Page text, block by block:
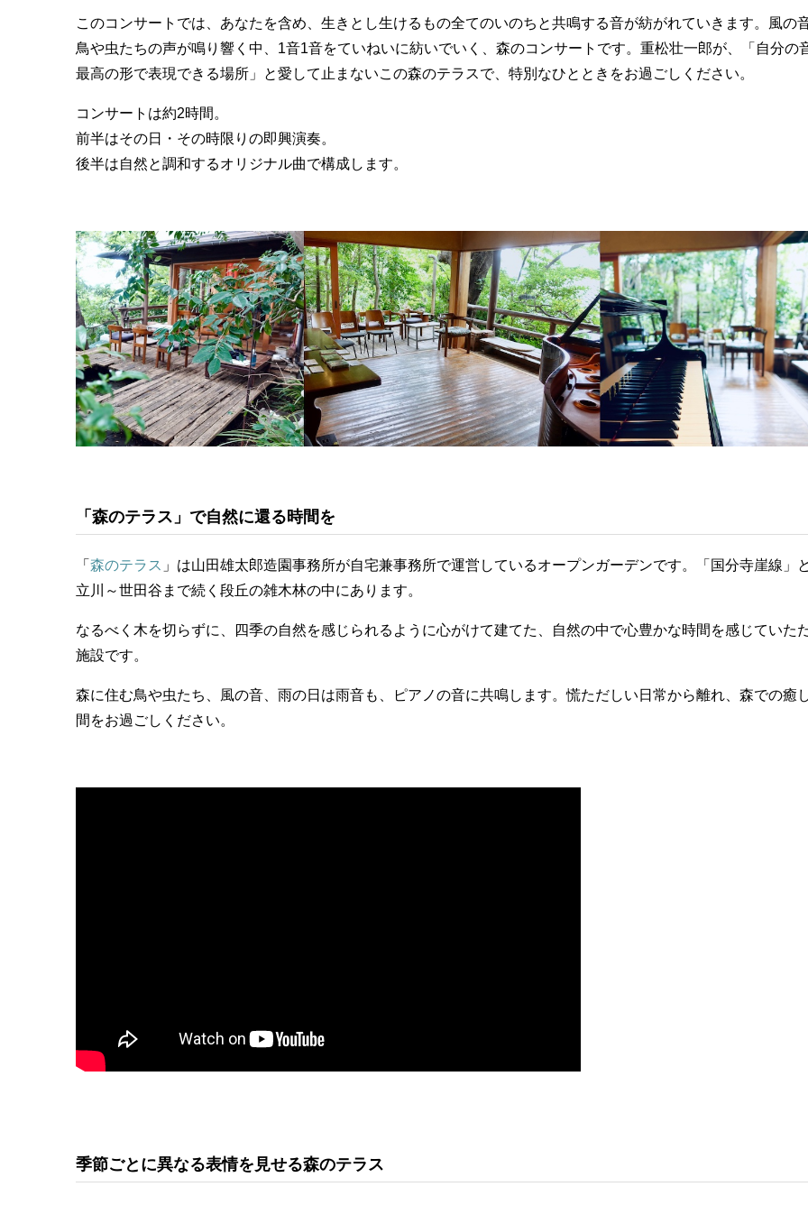
このコンサートでは、あなたを含め、生きとし生けるもの全てのいのちと共鳴する音が紡がれていきます。風の音
鳥や虫たちの声が鳴り響く中、1音1音をていねいに紡いでいく、森のコンサートです。重松壮一郎が、「自分の
最高の形で表現できる場所」と愛して止まないこの森のテラスで、特別なひとときをお過ごしください。
コンサートは約2時間。
前半はその日・その時限りの即興演奏。
後半は自然と調和するオリジナル曲で構成します。
「森のテラス」で自然に還る時間を
「 森のテラス 」は山田雄太郎造園事務所が自宅兼事務所で運営しているオープンガーデンです。「国分寺崖線」
立川～世田谷まで続く段丘の雑木林の中にあります。
なるべく木を切らずに、四季の自然を感じられるように心がけて建てた、自然の中で心豊かな時間を感じていた
施設です。
森に住む鳥や虫たち、風の音、雨の日は雨音も、ピアノの音に共鳴します。慌ただしい日常から離れ、森での癒
間をお過ごしください。
季節ごとに異なる表情を見せる森のテラス